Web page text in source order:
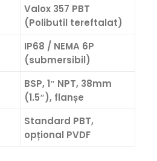
Valox 357 PBT
(Polibutil tereftalat)
IP68 / NEMA 6P
(submersibil)
BSP, 1″ NPT, 38mm
(1.5″), flanșe
Standard PBT,
opțional PVDF